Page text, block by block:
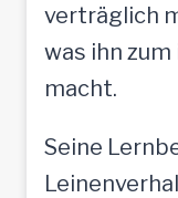
verträglich
was ihn
macht.
Seine